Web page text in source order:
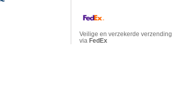
Veilige en verzekerde verzending
via FedEx